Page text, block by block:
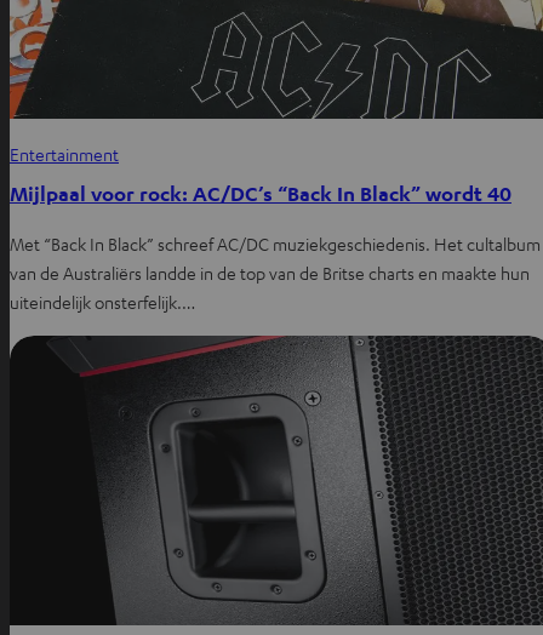
Entertainment
Mijlpaal voor rock: AC/DC’s “Back In Black” wordt 40
Met “Back In Black” schreef AC/DC muziekgeschiedenis. Het cultalbum
van de Australiërs landde in de top van de Britse charts en maakte hun
uiteindelijk onsterfelijk.…